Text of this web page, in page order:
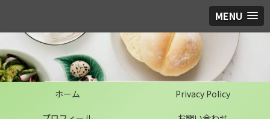
MENU
ホーム
Privacy Policy